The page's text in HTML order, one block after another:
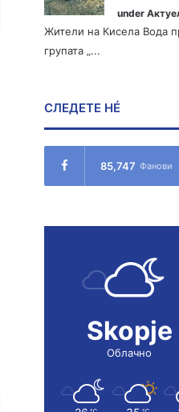
under
Жители на Кисела Вода
групата „...
СЛЕДЕТЕ НÉ
85,747 Фанови
Skopje
Облачно